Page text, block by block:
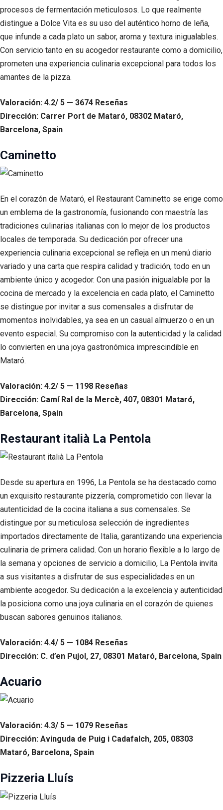
procesos de fermentación meticulosos. Lo que realmente
distingue a Dolce Vita es su uso del auténtico horno de leña,
que infunde a cada plato un sabor, aroma y textura inigualables.
Con servicio tanto en su acogedor restaurante como a domicilio,
prometen una experiencia culinaria excepcional para todos los
amantes de la pizza.
Valoración: 4.2/ 5 — 3674 Reseñas
Dirección: Carrer Port de Mataró, 08302 Mataró,
Barcelona, Spain
Caminetto
En el corazón de Mataró, el Restaurant Caminetto se erige como
un emblema de la gastronomía, fusionando con maestría las
tradiciones culinarias italianas con lo mejor de los productos
locales de temporada. Su dedicación por ofrecer una
experiencia culinaria excepcional se refleja en un menú diario
variado y una carta que respira calidad y tradición, todo en un
ambiente único y acogedor. Con una pasión inigualable por la
cocina de mercado y la excelencia en cada plato, el Caminetto
se distingue por invitar a sus comensales a disfrutar de
momentos inolvidables, ya sea en un casual almuerzo o en un
evento especial. Su compromiso con la autenticidad y la calidad
lo convierten en una joya gastronómica imprescindible en
Mataró.
Valoración: 4.2/ 5 — 1198 Reseñas
Dirección: Camí Ral de la Mercè, 407, 08301 Mataró,
Barcelona, Spain
Restaurant italià La Pentola
Desde su apertura en 1996, La Pentola se ha destacado como
un exquisito restaurante pizzería, comprometido con llevar la
autenticidad de la cocina italiana a sus comensales. Se
distingue por su meticulosa selección de ingredientes
importados directamente de Italia, garantizando una experiencia
culinaria de primera calidad. Con un horario flexible a lo largo de
la semana y opciones de servicio a domicilio, La Pentola invita
a sus visitantes a disfrutar de sus especialidades en un
ambiente acogedor. Su dedicación a la excelencia y autenticidad
la posiciona como una joya culinaria en el corazón de quienes
buscan sabores genuinos italianos.
Valoración: 4.4/ 5 — 1084 Reseñas
Dirección: C. d’en Pujol, 27, 08301 Mataró, Barcelona, Spain
Acuario
Valoración: 4.3/ 5 — 1079 Reseñas
Dirección: Avinguda de Puig i Cadafalch, 205, 08303
Mataró, Barcelona, Spain
Pizzeria Lluís